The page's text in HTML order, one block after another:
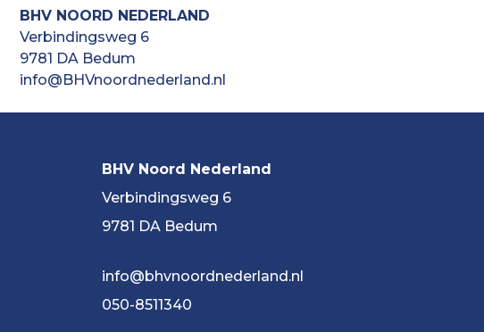
BHV NOORD NEDERLAND
Verbindingsweg 6
9781 DA Bedum
info@BHVnoordnederland.nl
BHV Noord Nederland
Verbindingsweg 6
9781 DA Bedum
info@bhvnoordnederland.nl
050-8511340